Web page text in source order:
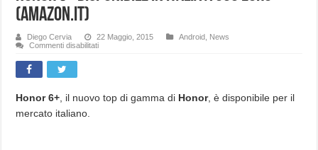
(Amazon.it)
Diego Cervia 22 Maggio, 2015 Android News
Commenti disabilitatisu
a
399
Honor 6+ , il nuovo top di gamma di Honor, è disponibile per il
mercato italiano.